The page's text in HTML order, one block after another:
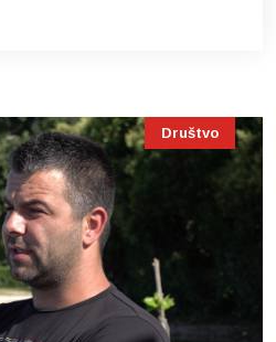
Društvo